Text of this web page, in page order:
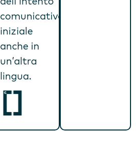
comunicativo
iniziale
anche in
un’altra
lingua.